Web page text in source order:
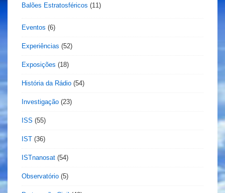
Balões Estratosféricos (11)
Eventos (6)
Experiências (52)
Exposições (18)
História da Rádio (54)
Investigação (23)
ISS (55)
IST (36)
ISTnanosat (54)
Observatório (5)